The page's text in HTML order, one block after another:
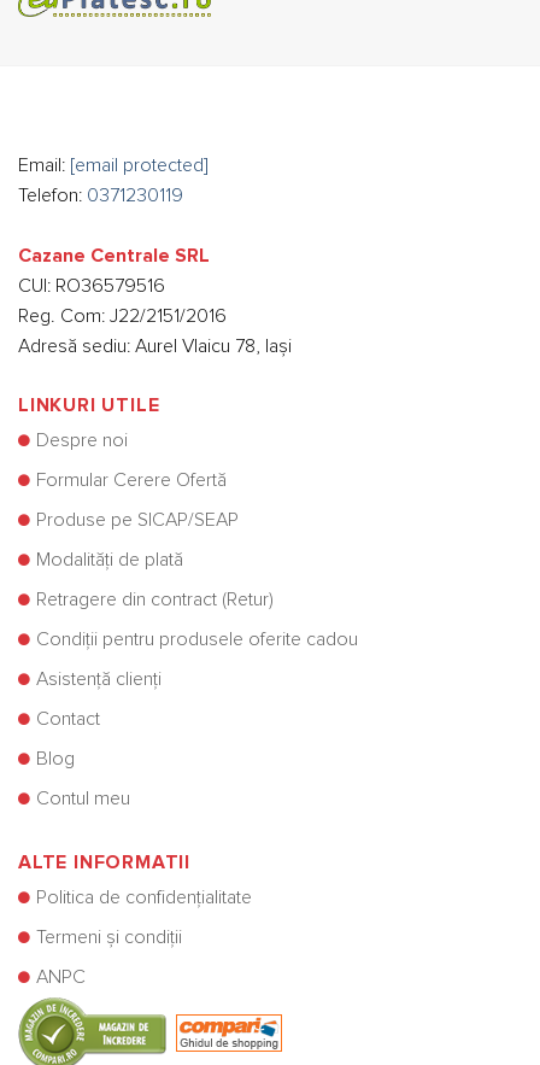
Email: [email protected]
Telefon: 0371230119
Cazane Centrale SRL
CUI: RO36579516
Reg. Com: J22/2151/2016
Adresă sediu: Aurel Vlaicu 78, Iași
LINKURI UTILE
Despre noi
Formular Cerere Ofertă
Produse pe SICAP/SEAP
Modalități de plată
Retragere din contract (Retur)
Condiții pentru produsele oferite cadou
Asistență clienți
Contact
Blog
Contul meu
ALTE INFORMATII
Politica de confidențialitate
Termeni și condiții
ANPC